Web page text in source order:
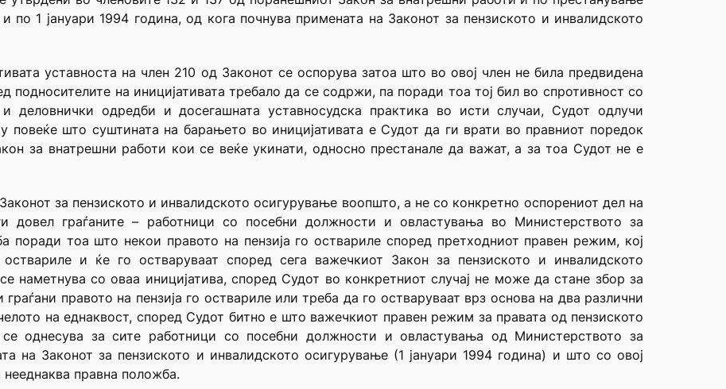
1 јануари 1994 година, од кога почнува примената на Законот за пензиското и инвалидското
уставноста на член 210 од Законот се оспорува затоа што во овој член не била предвидена
подносителите на иницијативата требало да се содржи, па поради тоа тој бил во спротивност со
и деловнички одредби и досегашната уставносудска практика во исти случаи, Судот одлучи
повеќе што суштината на барањето во иницијативата е Судот да ги врати во правниот поредок
за внатрешни работи кои се веќе укинати, односно престанале да важат, а за тоа Судот не е
за пензиското и инвалидското осигурување воопшто, а не со конкретно оспорениот дел на
довел граѓаните – работници со посебни должности и овластувања во Министерството за
поради тоа што некои правото на пензија го оствариле според претходниот правен режим, кој
и ќе го остваруваат според сега важечкиот Закон за пензиското и инвалидското
наметнува со оваа иницијатива, според Судот во конкретниот случај не може да стане збор за
правото на пензија го оствариле или треба да го остваруваат врз основа на два различни
на еднаквост, според Судот битно е што важечкиот правен режим за правата од пензиското
однесува за сите работници со посебни должности и овластувања од Министерството за
на Законот за пензиското и инвалидското осигурување (1 јануари 1994 година) и што со овој
правна положба.